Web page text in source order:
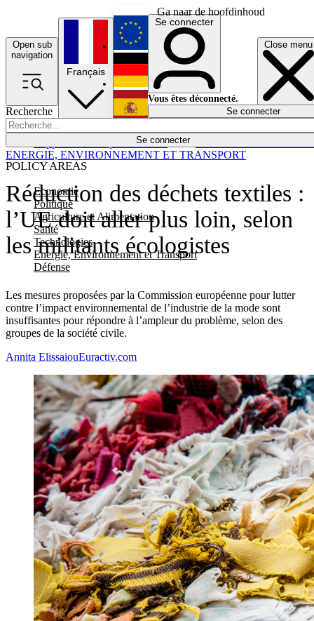
Ga naar de hoofdinhoud
Open sub
navigation
Close menu
Recherche
Se connecter
POLICY AREAS
Economie
Politique
Agriculture et Alimentation
Santé
Technologies
Energie, Environnement et Transport
Défense
Économie
Français
English
Deutsch
Español
Se connecter
Vous êtes déconnecté.
Se connecter
Réduction des déchets textiles :
l’UE doit aller plus loin, selon
les militants écologistes
Les mesures proposées par la Commission européenne pour lutter
contre l’impact environnemental de l’industrie de la mode sont
insuffisantes pour répondre à l’ampleur du problème, selon des
groupes de la société civile.
ENERGIE, ENVIRONNEMENT ET TRANSPORT
Annita ElissaiouEuractiv.com